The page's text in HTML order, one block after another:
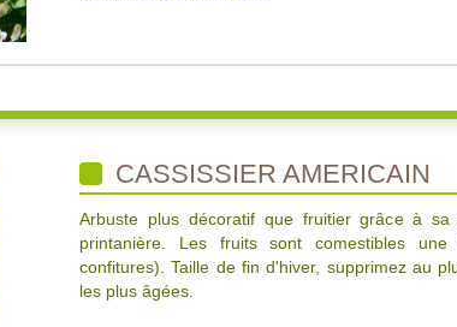
CASSISSIER AMERICAIN
Arbuste plus décoratif que fruitier grâce à sa
printanière. Les fruits sont comestibles une
confitures). Taille de fin d'hiver, supprimez au
les plus âgées.